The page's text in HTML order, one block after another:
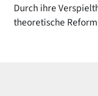
Durch ihre
theoretische